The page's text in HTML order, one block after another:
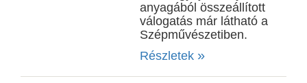
anyagából összeállított
válogatás már látható a
Szépművészetiben.
Részletek »